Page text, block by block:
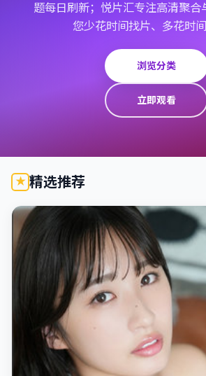
题每日刷新；悦片汇专注高清聚合
您少花时间找片、多花时间
浏览分类
立即观看
精选推荐